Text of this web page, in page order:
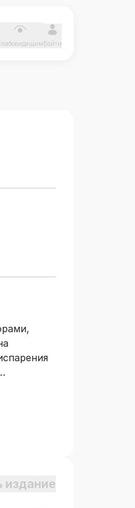
Войти
так
от
издание